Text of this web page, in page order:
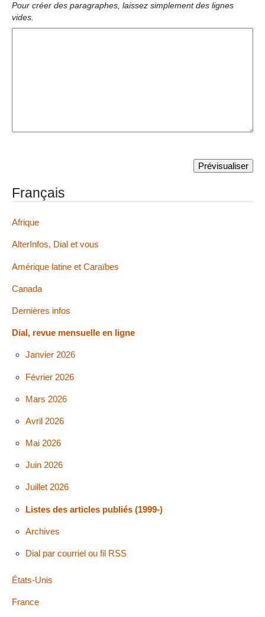
Pour créer des paragraphes, laissez simplement des lignes
vides.
Français
Afrique
AlterInfos, Dial et vous
Amérique latine et Caraïbes
Canada
Dernières infos
Dial, revue mensuelle en ligne
Janvier 2026
Février 2026
Mars 2026
Avril 2026
Mai 2026
Juin 2026
Juillet 2026
Listes des articles publiés (1999-)
Archives
Dial par courriel ou fil RSS
États-Unis
France